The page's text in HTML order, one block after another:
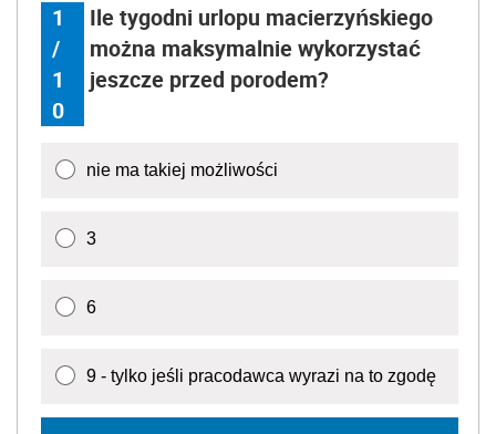
1
/
1
0
Ile tygodni urlopu macierzyńskiego
można maksymalnie wykorzystać
jeszcze przed porodem?
nie ma takiej możliwości
3
6
9 - tylko jeśli pracodawca wyrazi na to zgodę